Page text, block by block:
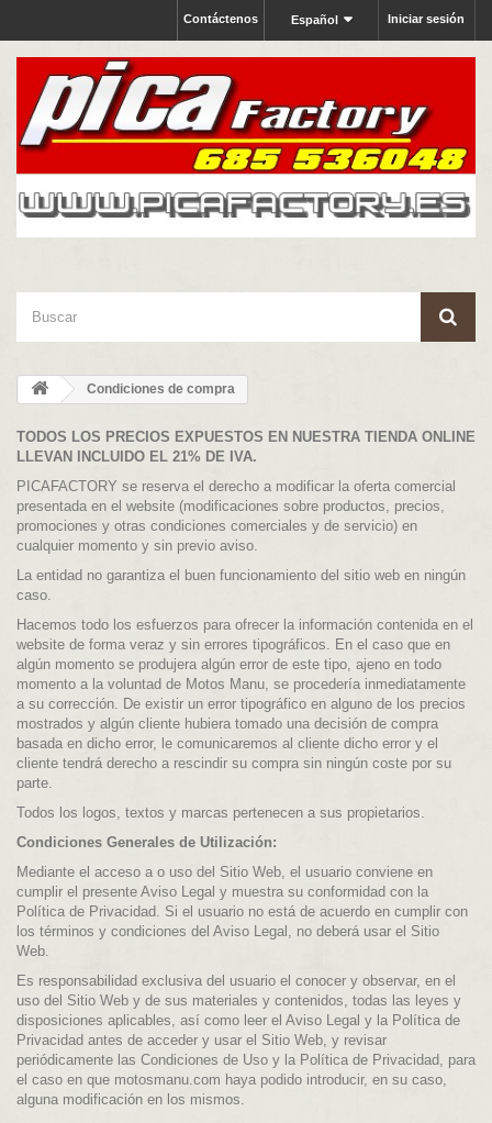
Iniciar sesión
Español
Contáctenos
Condiciones de compra
TODOS LOS PRECIOS EXPUESTOS EN NUESTRA TIENDA ONLINE
LLEVAN INCLUIDO EL 21% DE IVA.
PICAFACTORY se reserva el derecho a modificar la oferta comercial
presentada en el website (modificaciones sobre productos, precios,
promociones y otras condiciones comerciales y de servicio) en
cualquier momento y sin previo aviso.
La entidad no garantiza el buen funcionamiento del sitio web en ningún
caso.
Hacemos todo los esfuerzos para ofrecer la información contenida en el
website de forma veraz y sin errores tipográficos. En el caso que en
algún momento se produjera algún error de este tipo, ajeno en todo
momento a la voluntad de Motos Manu, se procedería inmediatamente
a su corrección. De existir un error tipográfico en alguno de los precios
mostrados y algún cliente hubiera tomado una decisión de compra
basada en dicho error, le comunicaremos al cliente dicho error y el
cliente tendrá derecho a rescindir su compra sin ningún coste por su
parte.
Todos los logos, textos y marcas pertenecen a sus propietarios.
Condiciones Generales de Utilización:
Mediante el acceso a o uso del Sitio Web, el usuario conviene en
cumplir el presente Aviso Legal y muestra su conformidad con la
Política de Privacidad. Si el usuario no está de acuerdo en cumplir con
los términos y condiciones del Aviso Legal, no deberá usar el Sitio
Web.
Es responsabilidad exclusiva del usuario el conocer y observar, en el
uso del Sitio Web y de sus materiales y contenidos, todas las leyes y
disposiciones aplicables, así como leer el Aviso Legal y la Política de
Privacidad antes de acceder y usar el Sitio Web, y revisar
periódicamente las Condiciones de Uso y la Política de Privacidad, para
el caso en que motosmanu.com haya podido introducir, en su caso,
alguna modificación en los mismos.